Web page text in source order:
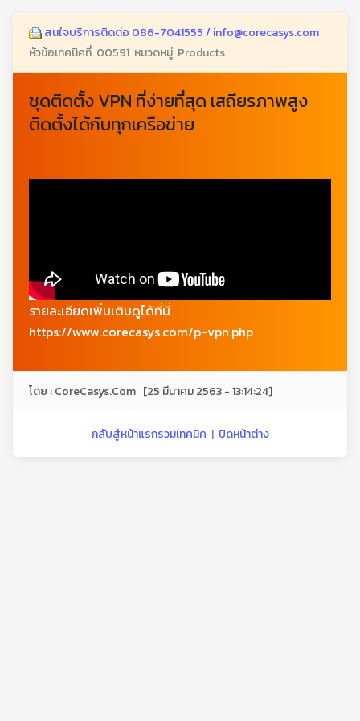
สนใจบริการติดต่อ 086-7041555 / info@corecasys.com
หัวข้อเทคนิคที่ 00591 หมวดหมู่ Products
ชุดติดตั้ง VPN ที่ง่ายที่สุด เสถียรภาพสูง
ติดตั้งได้กับทุกเครือข่าย
รายละเอียดเพิ่มเติมดูได้ที่นี่
https://www.corecasys.com/p-vpn.php
โดย : CoreCasys.Com [25 มีนาคม 2563 - 13:14:24]
กลับสู่หน้าแรกรวมเทคนิค | ปิดหน้าต่าง